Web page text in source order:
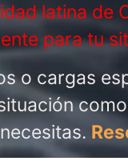
latina de
para tu
o cargas
como